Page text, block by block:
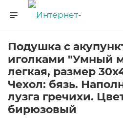
Подушка с
иголками "Умный
легкая, размер
Чехол: бязь.
лузга гречихи.
бирюзовый